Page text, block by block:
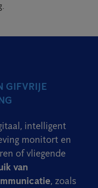
GIFVRIJE
intelligent
monitort en
of vliegende
van
, zoals